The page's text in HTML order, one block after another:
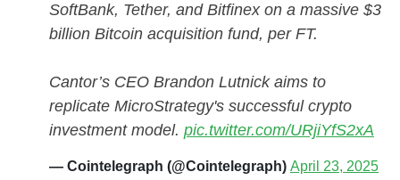
SoftBank, Tether, and Bitfinex on a massive $3
billion Bitcoin acquisition fund, per FT.
Cantor’s CEO Brandon Lutnick aims to
replicate MicroStrategy's successful crypto
investment model. pic.twitter.com/URjiYfS2xA
— Cointelegraph (@Cointelegraph) April 23, 2025